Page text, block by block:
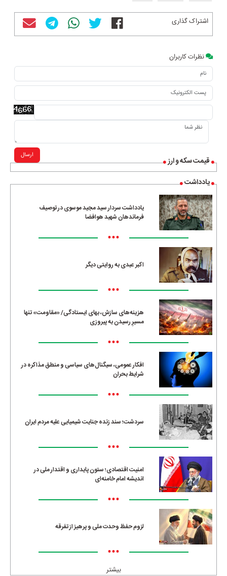
قیمت سکه و ارز
یادداشت
یادداشت سردار سید مجید موسوی در توصیف
فرماندهان شهید هوافضا
•••
اکبر عبدی به روایتی دیگر
•••
هزینه‌های سازش، بهای ایستادگی/ «مقاومت» تنها
مسیرِ رسیدن به پیروزی
•••
افکار عمومی، سیگنال‌های سیاسی و منطق مذاکره در
شرایط بحران
•••
سردشت؛ سند زنده جنایت شیمیایی علیه مردم ایران
•••
امنیت اقتصادی؛ ستون پایداری و اقتدار ملی در
اندیشه امام خامنه‌ای
•••
لزوم حفظ وحدت ملی و پرهیز از تفرقه
•••
بیشتر
اشتراک گذاری
نظرات کاربران
ارسال